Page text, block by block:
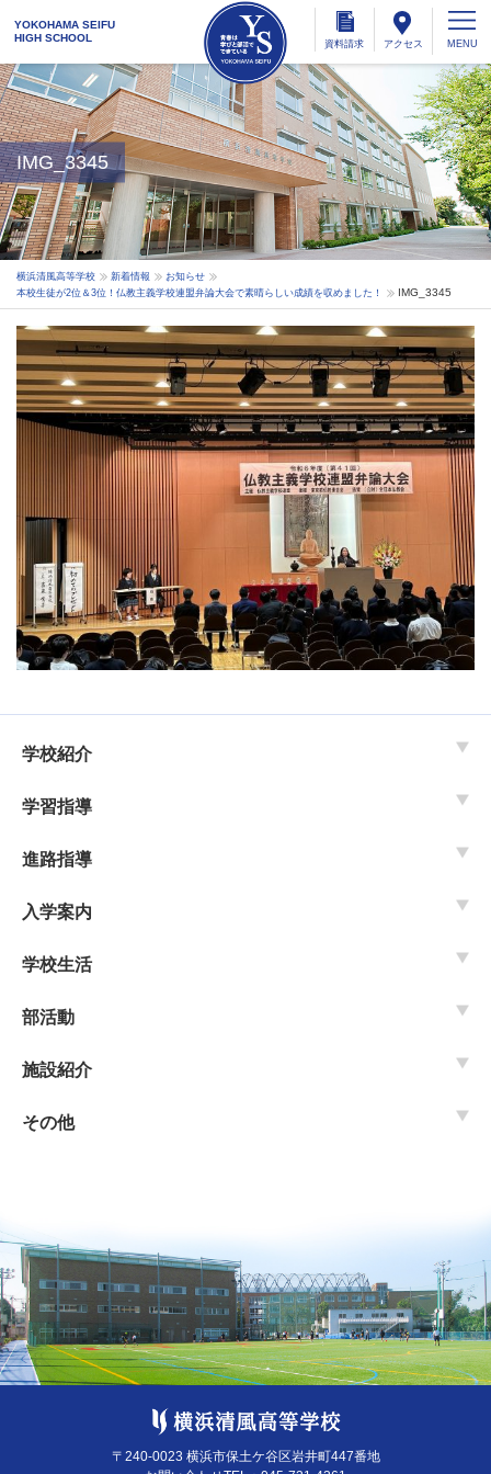
YOKOHAMA SEIFU
HIGH SCHOOL
資料請求 アクセス
IMG_3345
横浜清風高等学校 新着情報
お知らせ
本校生徒が2位＆3位！仏教主義学校連盟弁論大会で素晴らしい成績を収めました！
IMG_3345
学校紹介
学習指導
進路指導
入学案内
学校生活
部活動
施設紹介
その他
〒240-0023 横浜市保土ケ谷区岩井町447番地